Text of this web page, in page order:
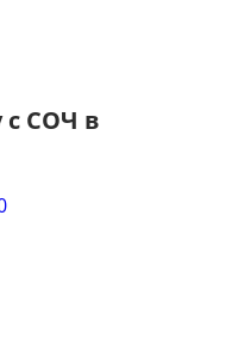
с СОЧ в